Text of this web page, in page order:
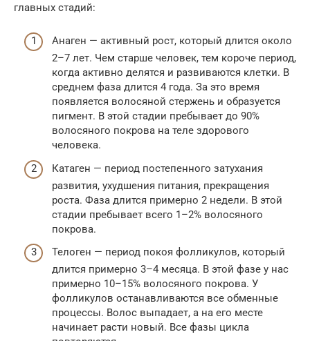
главных стадий:
Анаген — активный рост, который длится около
2–7 лет. Чем старше человек, тем короче период,
когда активно делятся и развиваются клетки. В
среднем фаза длится 4 года. За это время
появляется волосяной стержень и образуется
пигмент. В этой стадии пребывает до 90%
волосяного покрова на теле здорового
человека.
Катаген — период постепенного затухания
развития, ухудшения питания, прекращения
роста. Фаза длится примерно 2 недели. В этой
стадии пребывает всего 1–2% волосяного
покрова.
Телоген — период покоя фолликулов, который
длится примерно 3–4 месяца. В этой фазе у нас
примерно 10–15% волосяного покрова. У
фолликулов останавливаются все обменные
процессы. Волос выпадает, а на его месте
начинает расти новый. Все фазы цикла